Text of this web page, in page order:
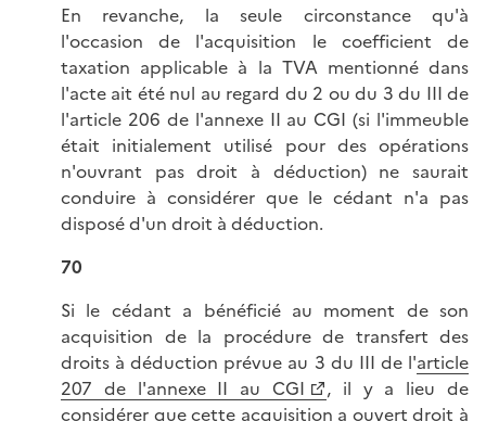
En revanche, la seule circonstance qu'à
l'occasion de l'acquisition le coefficient de
taxation applicable à la TVA mentionné dans
l'acte ait été nul au regard du 2 ou du 3 du III de
l'article 206 de l'annexe II au CGI (si l'immeuble
était initialement utilisé pour des opérations
n'ouvrant pas droit à déduction) ne saurait
conduire à considérer que le cédant n'a pas
disposé d'un droit à déduction.
70
Si le cédant a bénéficié au moment de son
acquisition de la procédure de transfert des
droits à déduction prévue au 3 du III de l'article
207 de l'annexe II au CGI
, il y a lieu de
considérer que cette acquisition a ouvert droit à